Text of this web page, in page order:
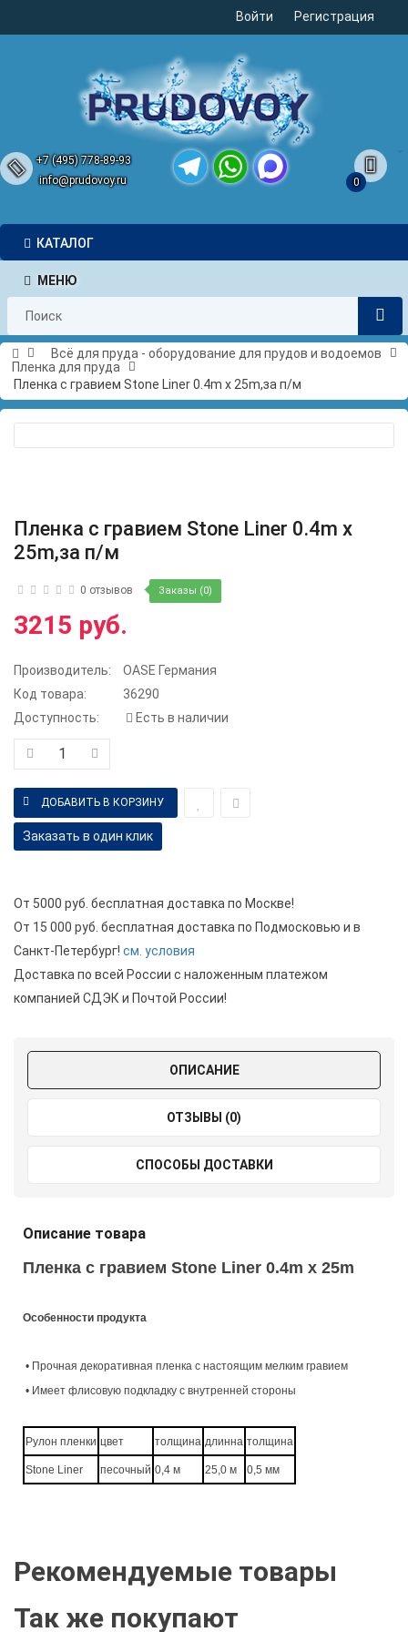
Войти Регистрация
+7 (495) 778-89-93
info@prudovoy.ru
0
КАТАЛОГ
МЕНЮ
Всё для пруда - оборудование для прудов и водоемов
Пленка для пруда
Пленка с гравием Stone Liner 0.4m x 25m,за п/м
Пленка с гравием Stone Liner 0.4m x
25m,за п/м
0 отзывов Заказы (0)
3215 руб.
Производитель:
OASE Германия
Код товара:
36290
Доступность:
Есть в наличии
Заказать в один клик
От 5000 руб. бесплатная доставка по Москве!
От 15 000 руб. бесплатная доставка по Подмосковью и в
Санкт-Петербург! см. условия
Доставка по всей России с наложенным платежом
компанией СДЭК и Почтой России!
ОПИСАНИЕ
ОТЗЫВЫ (0)
СПОСОБЫ ДОСТАВКИ
Описание товара
Пленка с гравием Stone Liner 0.4m x 25m
Особенности продукта
• Прочная декоративная пленка с настоящим мелким гравием
• Имеет флисовую подкладку с внутренней стороны
Рулон пленки цвет толщина длинна толщина
Stone Liner песочный 0,4 м 25,0 м 0,5 мм
Рекомендуемые товары
Так же покупают